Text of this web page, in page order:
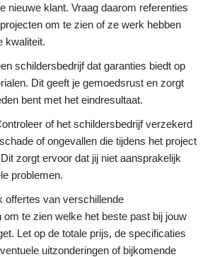
nieuwe klant. Vraag daarom referenties
om te zien of ze werk hebben
kwaliteit.
schildersbedrijf dat garanties biedt op
Dit geeft je gemoedsrust en zorgt
bent met het eindresultaat.
of het schildersbedrijf verzekerd
of ongevallen die tijdens het project
zorgt ervoor dat jij niet aansprakelijk
problemen.
offertes van verschillende
om te zien welke het beste past bij jouw
Let op de totale prijs, de specificaties
uitzonderingen of bijkomende